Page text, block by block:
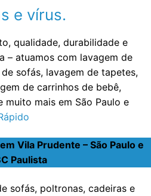
e vírus.
qualidade, durabilidade e
– atuamos com lavagem de
sofás, lavagem de tapetes,
de carrinhos de bebê,
muito mais em São Paulo e
Vila Prudente – São Paulo e
Paulista
sofás, poltronas, cadeiras e